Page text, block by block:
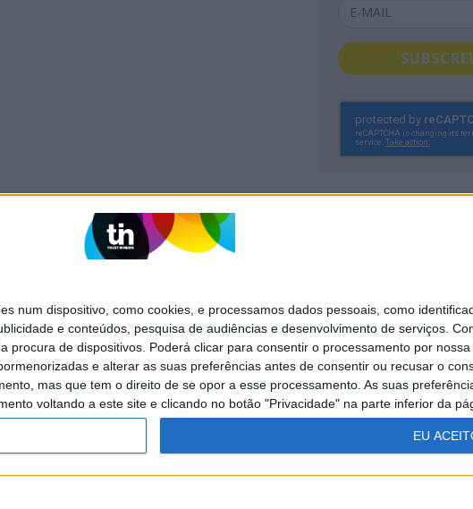
num dispositivo, como cookies, e processamos dados pessoais, como
e conteúdos, pesquisa de audiências e desenvolvimento de serviços.
de dispositivos. Poderá clicar para consentir o processamento por
e alterar as suas preferências antes de consentir ou recusar o
mas que tem o direito de se opor a esse processamento. As suas
voltando a este site e clicando no botão "Privacidade" na parte inferior da
EU
SITES DO GRUPO TRUST IN NEWS
Exame Informática Jornal de Letras
Visão Júnior
Visão + Visão Se7e A Nossa Prima